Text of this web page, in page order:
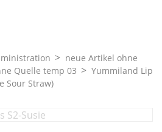
neue Artikel ohne
Quelle temp 03
Yummiland Lip
Sour Straw)